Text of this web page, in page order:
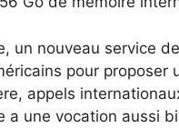
un nouveau service
pour
appels
une vocation aussi